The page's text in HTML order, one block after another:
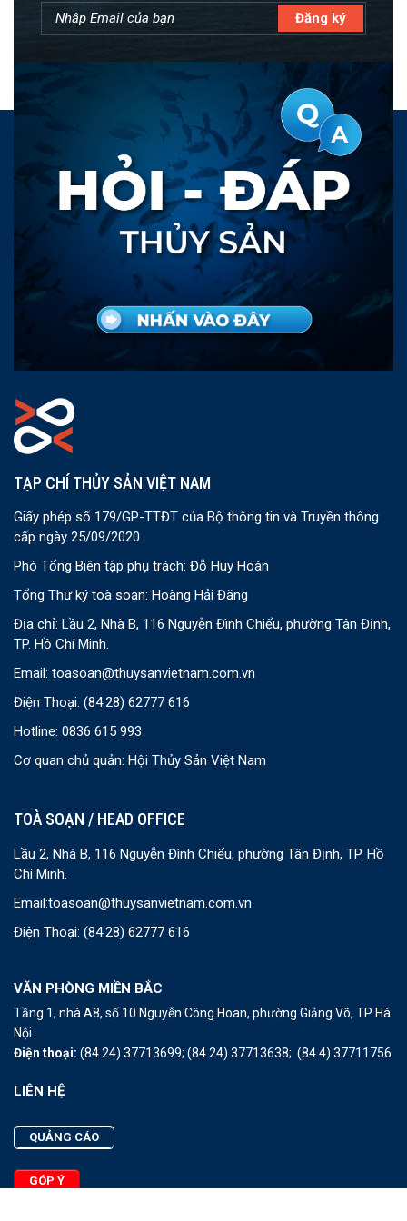
TẠP CHÍ THỦY SẢN VIỆT NAM
Giấy phép số 179/GP-TTĐT của Bộ thông tin và Truyền thông
cấp ngày 25/09/2020
Phó Tổng Biên tập phụ trách: Đỗ Huy Hoàn
Tổng Thư ký toà soạn: Hoàng Hải Đăng
Địa chỉ: Lầu 2, Nhà B, 116 Nguyễn Đình Chiểu, phường Tân Định,
TP. Hồ Chí Minh.
Email: toasoan@thuysanvietnam.com.vn
Điện Thoại: (84.28) 62777 616
Hotline: 0836 615 993
Cơ quan chủ quản: Hội Thủy Sản Việt Nam
TOÀ SOẠN / HEAD OFFICE
Lầu 2, Nhà B, 116 Nguyễn Đình Chiểu, phường Tân Định, TP. Hồ
Chí Minh.
Email:toasoan@thuysanvietnam.com.vn
Điện Thoại: (84.28) 62777 616
VĂN PHÒNG MIỀN BẮC
Tầng 1, nhà A8, số 10 Nguyễn Công Hoan, phường Giảng Võ, TP Hà
Nội.
Điện thoại: (84.24) 37713699; (84.24) 37713638; (84.4) 37711756
LIÊN HỆ
QUẢNG CÁO
GÓP Ý